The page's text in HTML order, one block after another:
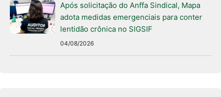
Após solicitação do Anffa Sindical, Mapa
adota medidas emergenciais para conter
lentidão crônica no SIGSIF
04/08/2026